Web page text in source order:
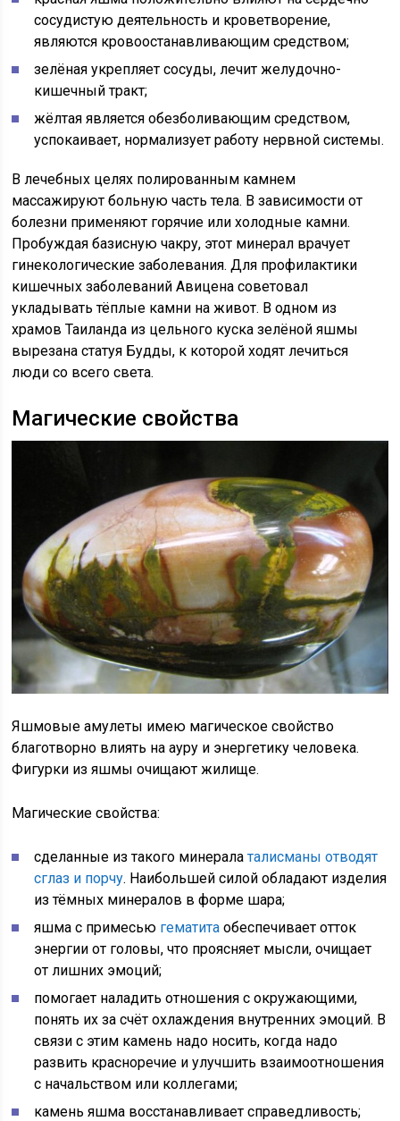
сосудистую деятельность и кроветворение,
являются кровоостанавливающим средством;
зелёная укрепляет сосуды, лечит желудочно-
кишечный тракт;
жёлтая является обезболивающим средством,
успокаивает, нормализует работу нервной системы.
В лечебных целях полированным камнем
массажируют больную часть тела. В зависимости от
болезни применяют горячие или холодные камни.
Пробуждая базисную чакру, этот минерал врачует
гинекологические заболевания. Для профилактики
кишечных заболеваний Авицена советовал
укладывать тёплые камни на живот. В одном из
храмов Таиланда из цельного куска зелёной яшмы
вырезана статуя Будды, к которой ходят лечиться
люди со всего света.
Магические свойства
Яшмовые амулеты имею магическое свойство
благотворно влиять на ауру и энергетику человека.
Фигурки из яшмы очищают жилище.
Магические свойства:
сделанные из такого минералаталисманы отводят
сглаз и порчу. Наибольшей силой обладают изделия
из тёмных минералов в форме шара;
яшма с примесью гематита обеспечивает отток
энергии от головы, что проясняет мысли, очищает
от лишних эмоций;
помогает наладить отношения с окружающими,
понять их за счёт охлаждения внутренних эмоций. В
связи с этим камень надо носить, когда надо
развить красноречие и улучшить взаимоотношения
с начальством или коллегами;
камень яшма восстанавливает справедливость;